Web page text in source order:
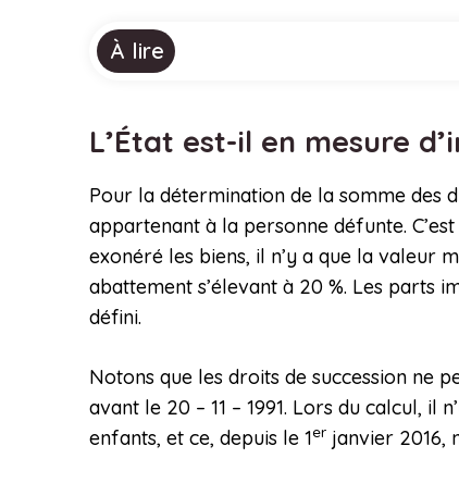
À lire
L’État est-il en mesure
Pour la détermination de la somme des
appartenant à la personne défunte.
exonéré les biens, il n’y a que la valeur
abattement s’élevant à 20 %. Les parts
défini.
Notons que les droits de succession ne
avant le 20 – 11 – 1991. Lors du calcul, il
enfants, et ce, depuis le 1er janvier 2016,